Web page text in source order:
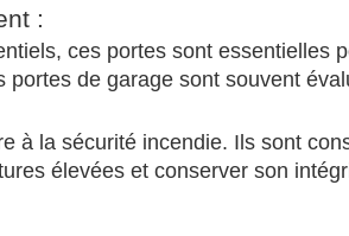
:
ces portes sont essentielles
de garage sont souvent
à la sécurité incendie. Ils sont
élevées et conserver son